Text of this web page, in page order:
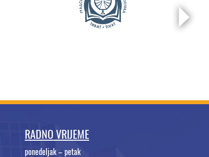
RADNO VRIJEME
ponedeljak – petak